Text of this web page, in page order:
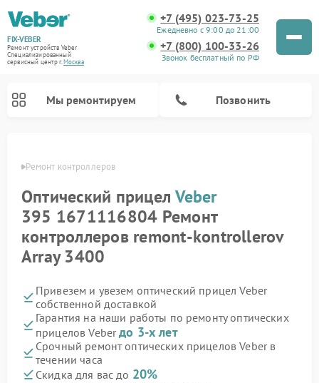
FIX-VEBER
Ремонт устройств Veber
Специализированный
cервисный центр г.Москва
+7 (495) 023-73-25
Ежедневно с 9:00 до 21:00
+7 (800) 100-33-26
Звонок бесплатный по РФ
Мы ремонтируем Позвонить
Ремонт контроллеров
Оптический прицелVeber
395 1671116804 Ремонт
контроллеров remont-kontrollerov
Array 3400
Привезем и увезем оптический прицел Veber
собственной доставкой
Гарантия на наши работы по ремонту оптических
прицелов Veberдо 3-х лет
Срочный ремонт оптических прицелов Veber в
течении часа
Скидка для вас до 20%